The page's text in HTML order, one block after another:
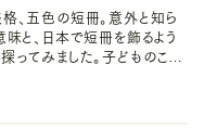
、五色の短冊。意外と知ら
味と、日本で短冊を飾るよう
ってみました。子どものころ